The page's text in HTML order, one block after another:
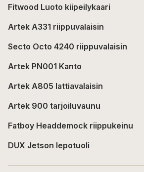
Fitwood Luoto kiipeilykaari
Artek A331 riippuvalaisin
Secto Octo 4240 riippuvalaisin
Artek PN001 Kanto
Artek A805 lattiavalaisin
Artek 900 tarjoiluvaunu
Fatboy Headdemock riippukeinu
DUX Jetson lepotuoli